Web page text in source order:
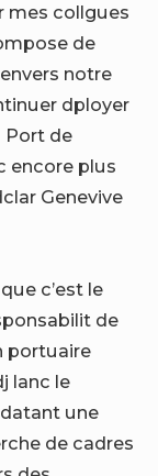
mes collgues
de
notre
dployer
Port de
encore plus
Genevive
c’est le
de
portuaire
lanc le
une
de cadres